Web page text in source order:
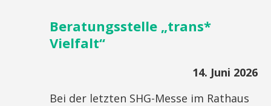
Beratungsstelle „trans*
Vielfalt“
14. Juni 2026
Bei der letzten SHG-Messe im Rathaus